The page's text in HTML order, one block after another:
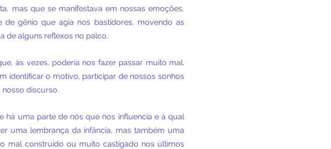
mas que se manifestava em nossas emoções,
de gênio que agia nos bastidores, movendo as
de alguns reflexos no palco.
às vezes, poderia nos fazer passar muito mal.
identificar o motivo, participar de nossos sonhos
discurso.
há uma parte de nós que nos influencia e à qual
uma lembrança da infância, mas também uma
mal construído ou muito castigado nos últimos